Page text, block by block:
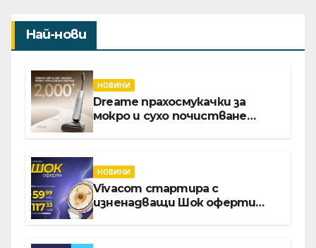
Най-нови
НОВИНИ
Dreame прахосмукачки за
мокро и сухо почистване
НОВИНИ
Vivacom стартира с
изненадващи Шок оферти